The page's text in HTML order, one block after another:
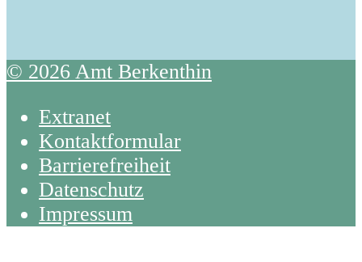
© 2026 Amt Berkenthin
Extranet
Kontaktformular
Barrierefreiheit
Datenschutz
Impressum